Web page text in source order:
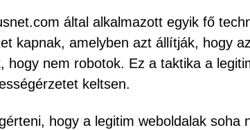
által alkalmazott egyik fő
kapnak, amelyben azt állítják, hogy
hogy nem robotok. Ez a taktika a
keltsen.
hogy a legitim weboldalak